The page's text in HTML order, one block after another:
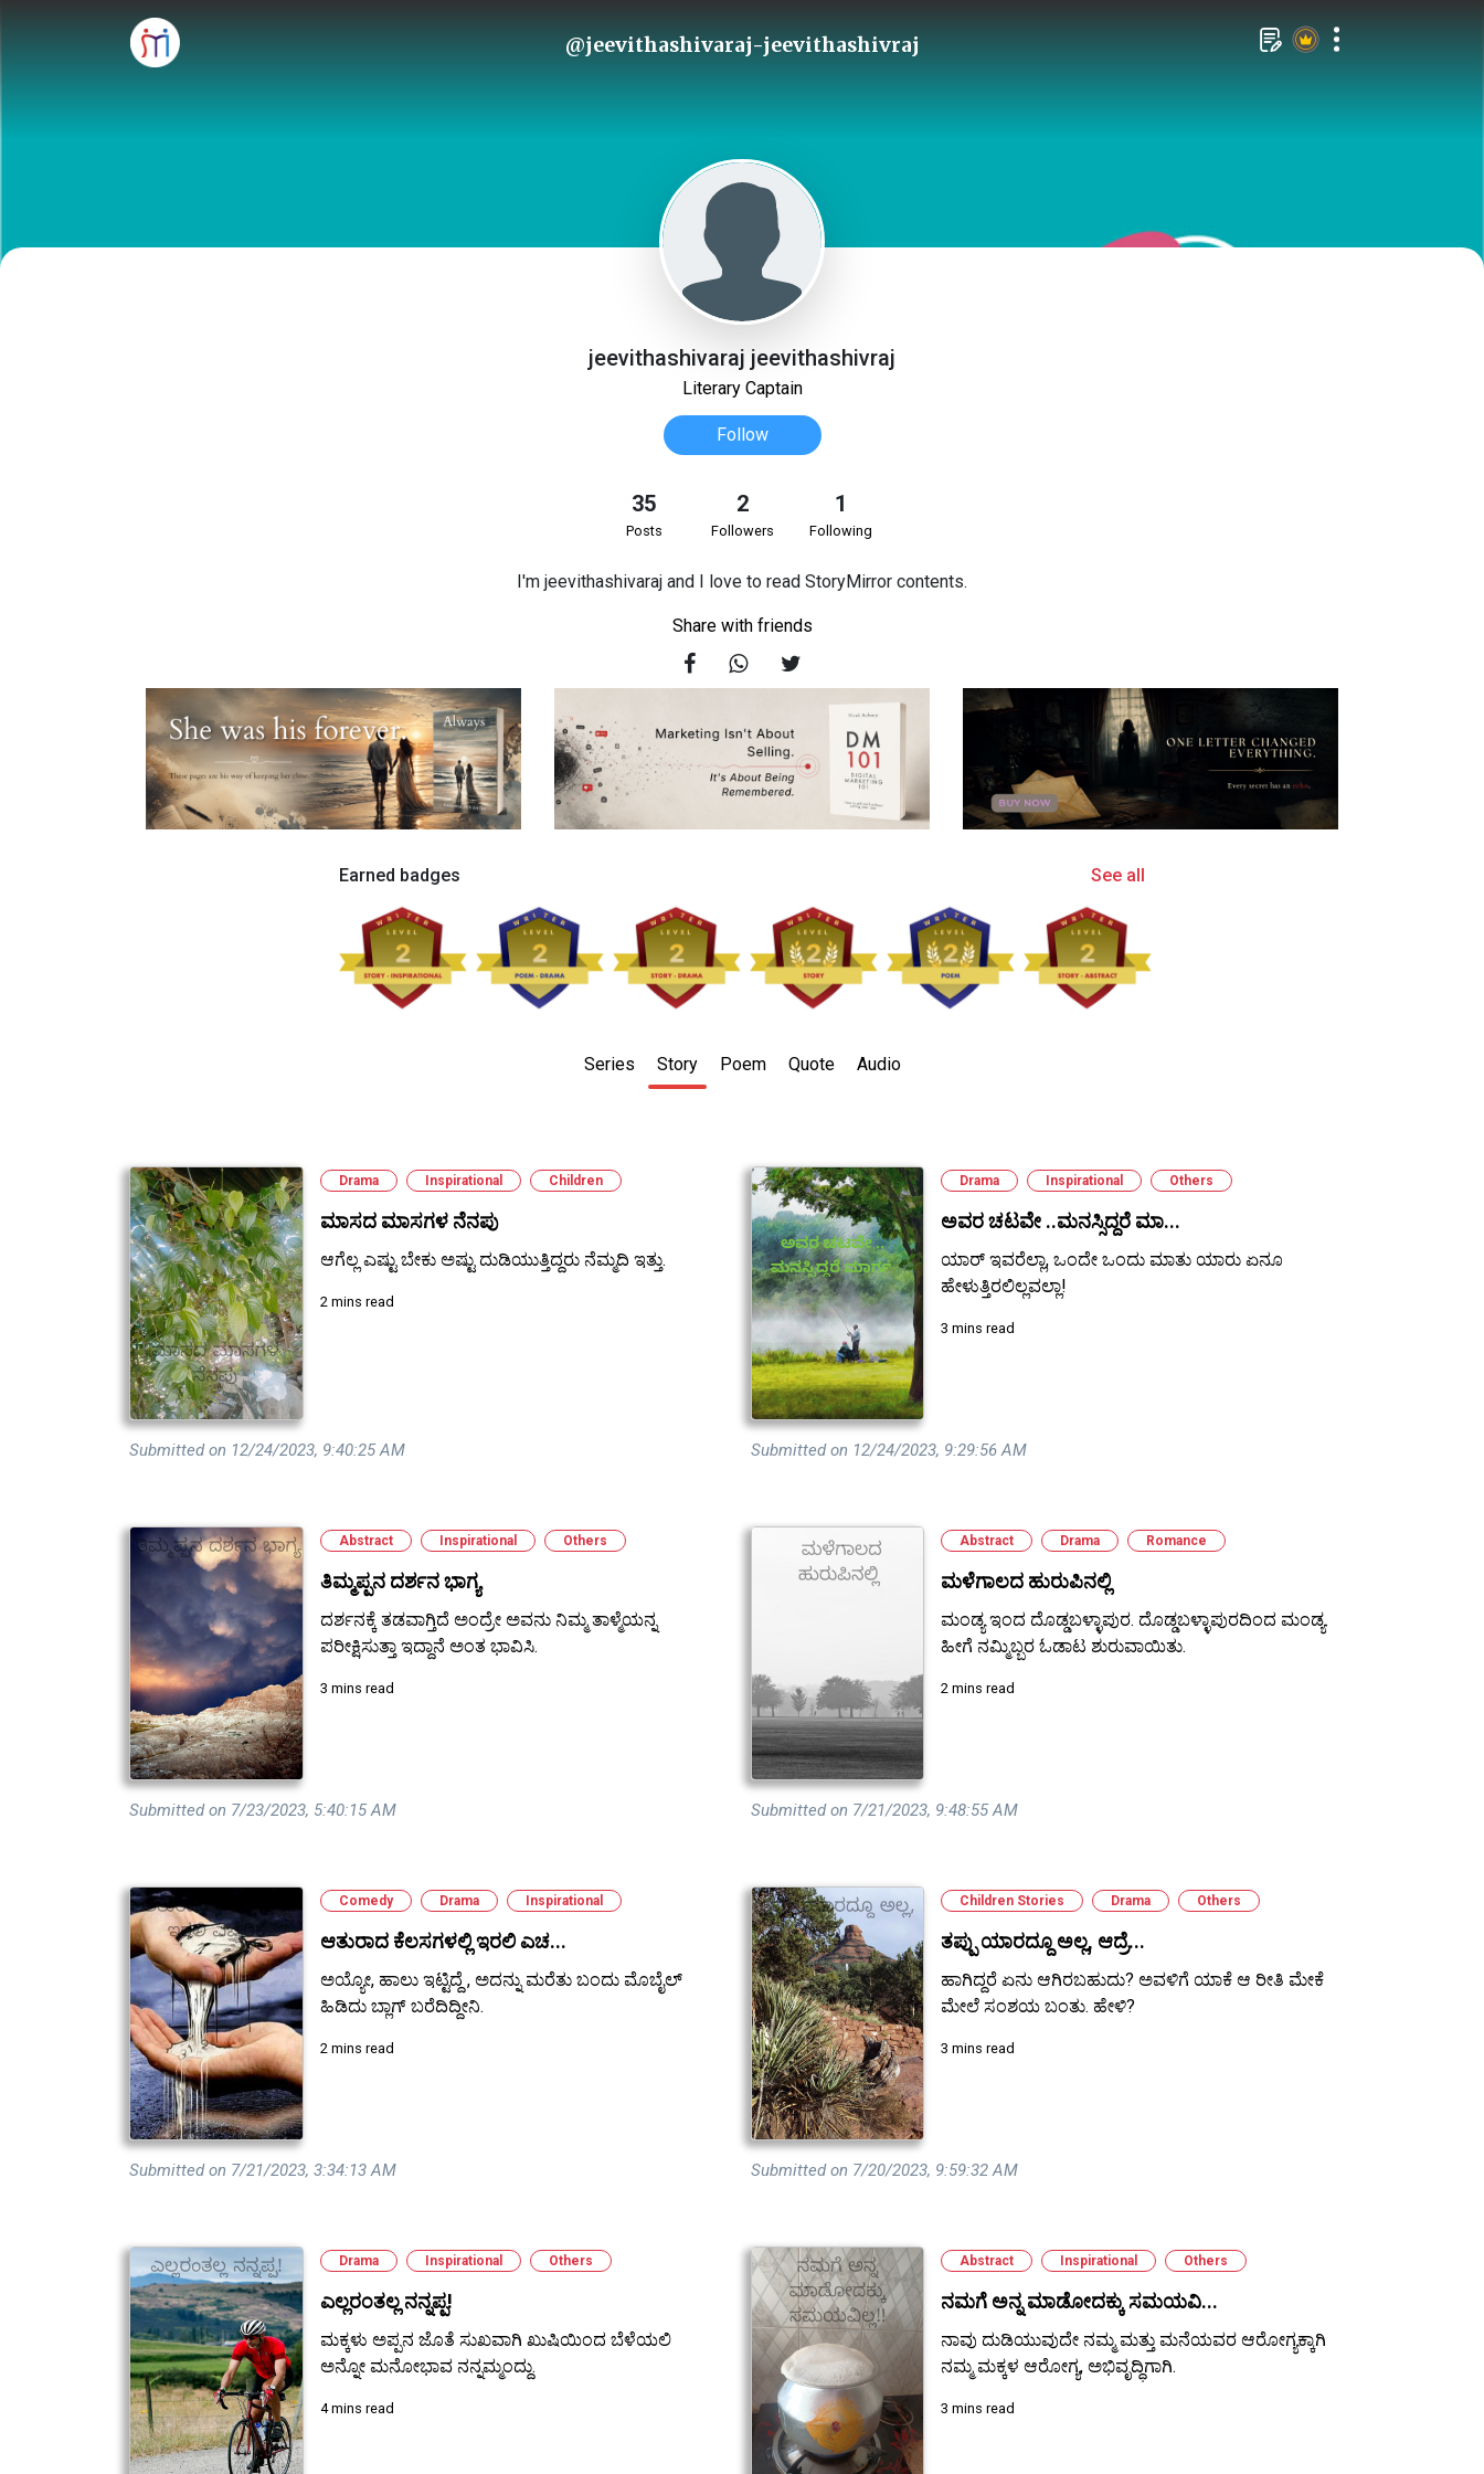
@jeevithashivaraj-jeevithashivraj
jeevithashivaraj jeevithashivraj
Literary Captain
Follow
35
Posts
2
Followers
1
Following
I'm jeevithashivaraj and I love to read StoryMirror contents.
Share with friends
Earned badges See all
Series Story Poem Quote Audio
Drama Inspirational Children
ಮಾಸದ ಮಾಸಗಳ ನೆನಪು
ಆಗೆಲ್ಲ ಎಷ್ಟು ಬೇಕು ಅಷ್ಟು ದುಡಿಯುತ್ತಿದ್ದರು ನೆಮ್ಮದಿ ಇತ್ತು.
2 mins read
Submitted on 12/24/2023, 9:40:25 AM
Drama Inspirational Others
ಅವರ ಚಟವೇ ..ಮನಸ್ಸಿದ್ದರೆ ಮಾ...
ಯಾರ್ ಇವರೆಲ್ಲಾ, ಒಂದೇ ಒಂದು ಮಾತು ಯಾರು ಏನೂ
ಹೇಳುತ್ತಿರಲಿಲ್ಲವಲ್ಲಾ!
3 mins read
Submitted on 12/24/2023, 9:29:56 AM
Abstract Inspirational Others
ತಿಮ್ಮಪ್ಪನ ದರ್ಶನ ಭಾಗ್ಯ
ದರ್ಶನಕ್ಕೆ ತಡವಾಗ್ತಿದೆ ಅಂದ್ರೇ ಅವನು ನಿಮ್ಮ ತಾಳ್ಮೆಯನ್ನ
ಪರೀಕ್ಷಿಸುತ್ತಾ ಇದ್ದಾನೆ ಅಂತ ಭಾವಿಸಿ.
3 mins read
Submitted on 7/23/2023, 5:40:15 AM
Abstract Drama Romance
ಮಳೆಗಾಲದ ಹುರುಪಿನಲ್ಲಿ
ಮಂಡ್ಯ ಇಂದ ದೊಡ್ಡಬಳ್ಳಾಪುರ. ದೊಡ್ಡಬಳ್ಳಾಪುರದಿಂದ ಮಂಡ್ಯ.
ಹೀಗೆ ನಮ್ಮಿಬ್ಬರ ಓಡಾಟ ಶುರುವಾಯಿತು.
2 mins read
Submitted on 7/21/2023, 9:48:55 AM
Comedy Drama Inspirational
ಆತುರಾದ ಕೆಲಸಗಳಲ್ಲಿ ಇರಲಿ ಎಚ...
ಅಯ್ಯೋ, ಹಾಲು ಇಟ್ಟಿದ್ದೆ , ಅದನ್ನು ಮರೆತು ಬಂದು ಮೊಬೈಲ್
ಹಿಡಿದು ಬ್ಲಾಗ್ ಬರೆದಿದ್ದೀನಿ.
2 mins read
Submitted on 7/21/2023, 3:34:13 AM
Children Stories Drama Others
ತಪ್ಪು ಯಾರದ್ದೂ ಅಲ್ಲ, ಆದ್ರೆ...
ಹಾಗಿದ್ದರೆ ಏನು ಆಗಿರಬಹುದು? ಅವಳಿಗೆ ಯಾಕೆ ಆ ರೀತಿ ಮೇಕೆ
ಮೇಲೆ ಸಂಶಯ ಬಂತು. ಹೇಳಿ?
3 mins read
Submitted on 7/20/2023, 9:59:32 AM
Drama Inspirational Others
ಎಲ್ಲರಂತಲ್ಲ ನನ್ನಪ್ಪ!
ಮಕ್ಕಳು ಅಪ್ಪನ ಜೊತೆ ಸುಖವಾಗಿ ಖುಷಿಯಿಂದ ಬೆಳೆಯಲಿ
ಅನ್ನೋ ಮನೋಭಾವ ನನ್ನಮ್ಮಂದ್ದು.
4 mins read
Abstract Inspirational Others
ನಮಗೆ ಅನ್ನ ಮಾಡೋದಕ್ಕು ಸಮಯವಿ...
ನಾವು ದುಡಿಯುವುದೇ ನಮ್ಮ ಮತ್ತು ಮನೆಯವರ ಆರೋಗ್ಯಕ್ಕಾಗಿ
ನಮ್ಮ ಮಕ್ಕಳ ಆರೋಗ್ಯ, ಅಭಿವೃದ್ಧಿಗಾಗಿ.
3 mins read